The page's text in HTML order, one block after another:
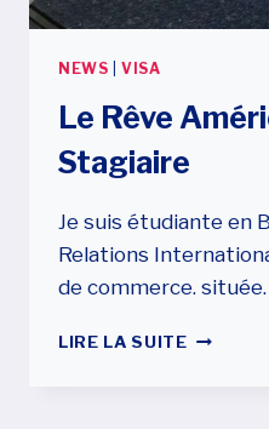
NEWS |VISA
Le Rêve
Stagiaire
Je suis étudiante en
Relations
de commerce.
LIRE LA SUITELE